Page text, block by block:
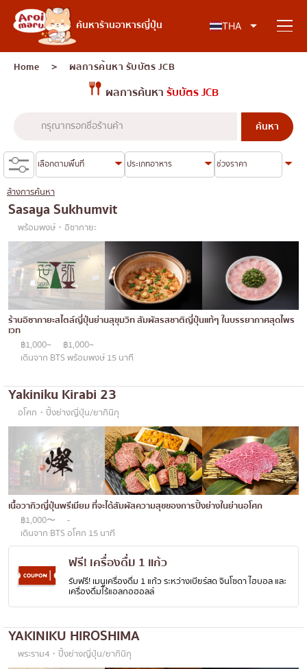
ค้นหาร้านอาหารญี่ปุ่น THA
อาหารญี่ปุ่น
ค้นหาร้านอาหาร
ค้นหาตามประเภทอาหาร
ซูชิ
ราเมง
อิซากายะ
ปิ้งย่างญี่ปุ่น/ยากินิกุ
คัตสึด้ง/ทงคัตสึ
ชาบูชาบู/สุกี้ยากี้
แกงกะหรี่ญี่ปุ่น
ไก่ย่างเสียบไม้สไตล์ญี่ปุ่น
โซบะ/อุด้ง
ขนมหวานญี่ปุ่น
เทมปุระ
โอมากาเสะ
ร้านอาหารญี่ปุ่นระดับพรีเมียม
ซาชิมิ/อาหารทะเล
อาหารตะวันตกสไตล์ญี่ปุ่น
ปลาไหลย่าง
ข้าวปั้นญี่ปุ่น
ปู
โอโคโนมิยากิ/เทปปันยากิ
ด้ง (ข้าวหน้าต่างๆ)
ค้นหาตามพื้นที่
เจริญกรุง
ธนบุรี
สยาม
ทองหล่อ
พร้อมพงษ์
อโศก
อารีย์
สีลม
สาทร
อ่อนนุช
พระราม 9
รัชดา
เพลินจิต
ชิดลม
บางนา
นานา
คอลัมน์ความรู้
บทความพิเศษ
บทความที่KOLแนะนำ
Home ＞ ผลการค้นหา รับบัตร JCB
ผลการค้นหารับบัตร JCB
ล้างการค้นหา
Sasaya Sukhumvit
พร้อมพงษ์・อิซากายะ
ร้านอิซากายะสไตล์ญี่ปุ่นย่านสุขุมวิท สัมผัสรสชาติญี่ปุ่นแท้ๆ ในบรรยากาศสุดไพร
เวท
฿1,000~
฿1,000~
เดินจาก BTS พร้อมพงษ์ 15 นาที
Yakiniku Kirabi 23
อโศก・ปิ้งย่างญี่ปุ่น/ยากินิกุ
เนื้อวากิวญี่ปุ่นพรีเมียม ที่จะได้สัมผัสความสุขของการปิ้งย่างในย่านอโศก
฿1,000〜
-
เดินจาก BTS อโศก 15 นาที
ฟรี! เครื่องดื่ม 1 แก้ว
รับฟรี! เมนูเครื่องดื่ม 1 แก้ว ระหว่างเบียร์สด จินโซดา ไฮบอล และ
เครื่องดื่มไร้แอลกอฮอลล์
YAKINIKU HIROSHIMA
พระราม4・ปิ้งย่างญี่ปุ่น/ยากินิกุ